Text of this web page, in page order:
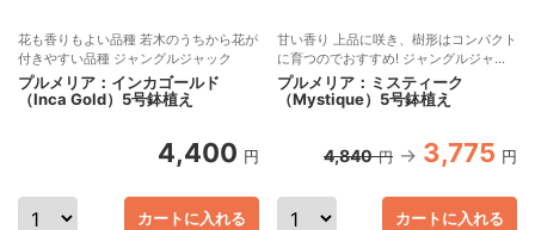
花も香りもよい品種 若木のうちから花が
付きやすい品種 ジャングルジャック
プルメリア：インカゴールド
（Inca Gold）5号鉢植え
4,400 円
カートに入れる
甘い香り 上品に咲き、樹形はコンパクト
に育つのでおすすめ! ジャングルジャッ
ク
プルメリア：ミスティーク
（Mystique）5号鉢植え
4,840 円 3,775 円
カートに入れる